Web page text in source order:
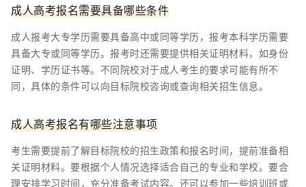
成人高考报名需要具备哪些条件
成人报考大专学历需要具备高中或同等学历，报考本科学历需要
具备大专或同等学历。报考时还需要提供相关证明材料，如身份
证明、学历证书等。不同院校对于成人考生的要求可能有所不
同，具体的条件可以向目标院校咨询或查询相关招生信息。
成人高考报名有哪些注意事项
考生需要提前了解目标院校的招生政策和报名时间，提前准备相
关证明材料。要根据个人情况选择适合自己的专业和学校。要合
理安排学习时间，充分准备考试内容。还可以参加一些培训班或